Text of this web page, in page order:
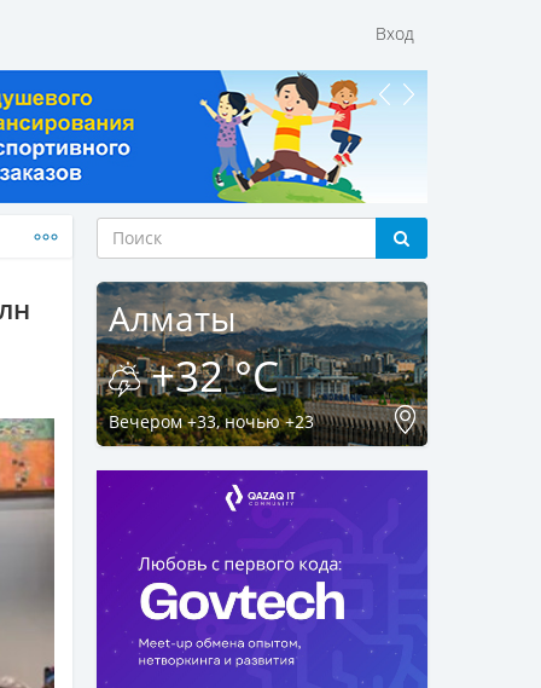
Вход
Алматы
+32 °C
Вечером +33, ночью +23